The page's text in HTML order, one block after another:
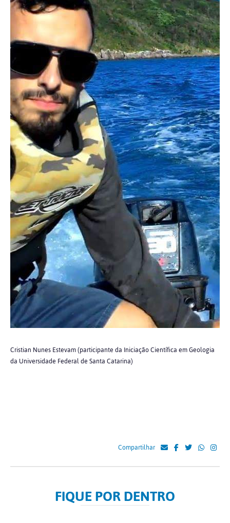
Cristian Nunes Estevam (participante da Iniciação Científica em Geologia
da Universidade Federal de Santa Catarina)
Compartilhar
FIQUE POR DENTRO